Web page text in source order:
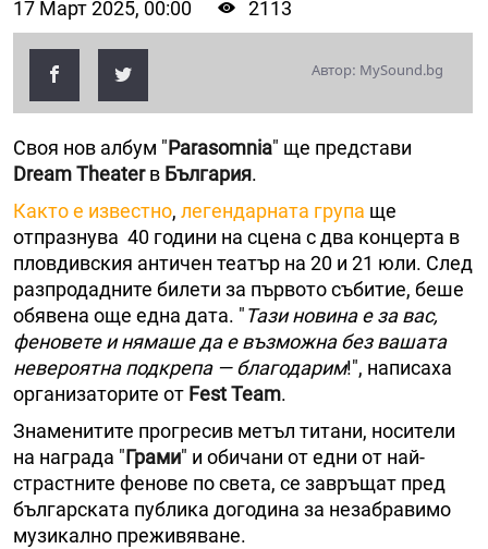
17 Март 2025, 00:00 2113
Автор: MySound.bg
Своя нов албум "Parasomnia" ще представи
Dream Theaterв България.
Както е известно, легендарната група ще
отпразнува 40 години на сцена с два концерта в
пловдивския античен театър на 20 и 21 юли. След
разпродадните билети за първото събитие, беше
обявена още една дата. "Тази новина е за вас,
феновете и нямаше да е възможнa без вашата
невероятна подкрепа — благодарим!", написаха
организаторите от Fest Team.
Знаменитите прогресив метъл титани, носители
на награда "Грами" и обичани от едни от най-
страстните фенове по света, се завръщат пред
българската публика догодина за незабравимо
музикално преживяване.